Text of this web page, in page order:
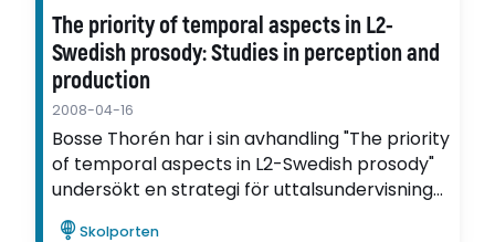
The priority of temporal aspects in L2-
Swedish prosody: Studies in perception and
production
2008-04-16
Bosse Thorén har i sin avhandling "The priority
of temporal aspects in L2-Swedish prosody"
undersökt en strategi för uttalsundervisning
som prioriterar svenskans språkrytm och
Skolporten